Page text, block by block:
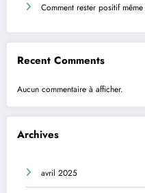
Comment rester positif
Recent Comments
Aucun commentaire à afficher.
Archives
avril 2025